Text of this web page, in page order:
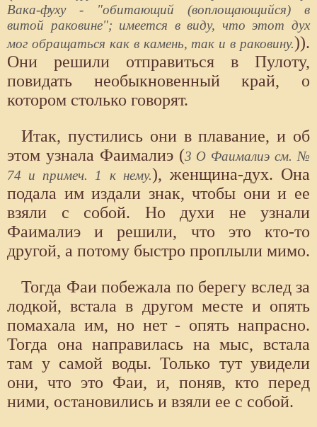
Вака-фуху - "обитающий (воплощающийся) в
витой раковине"; имеется в виду, что этот дух
мог обращаться как в камень, так и в раковину.)).
Они решили отправиться в Пулоту,
повидать необыкновенный край, о
котором столько говорят.
Итак, пустились они в плавание, и об
этом узнала Фаималиэ (3 О Фаималиэ см. №
74 и примеч. 1 к нему.), женщина-дух. Она
подала им издали знак, чтобы они и ее
взяли с собой. Но духи не узнали
Фаималиэ и решили, что это кто-то
другой, а потому быстро проплыли мимо.
Тогда Фаи побежала по берегу вслед за
лодкой, встала в другом месте и опять
помахала им, но нет - опять напрасно.
Тогда она направилась на мыс, встала
там у самой воды. Только тут увидели
они, что это Фаи, и, поняв, кто перед
ними, остановились и взяли ее с собой.